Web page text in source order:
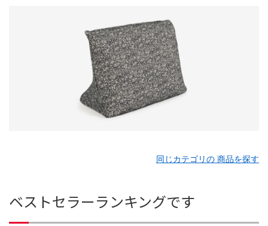
同じカテゴリの 商品を探す
ベストセラーランキングです